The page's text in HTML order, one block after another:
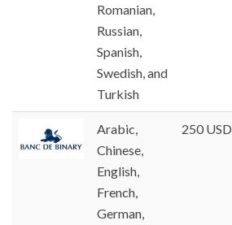
Romanian,
Russian,
Spanish,
Swedish, and
Turkish
Arabic,
Chinese,
English,
French,
German,
250 USD